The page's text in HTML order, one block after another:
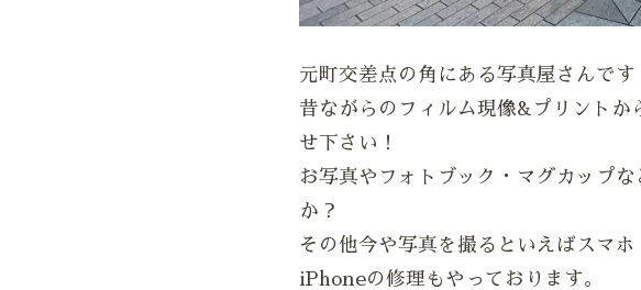
元町交差点の角にある写真屋さんです
昔ながらのフィルム現像&プリント
せ下さい！
お写真やフォトブック・マグカップ
か？
その他今や写真を撮るといえばスマホ
iPhoneの修理もやっております。